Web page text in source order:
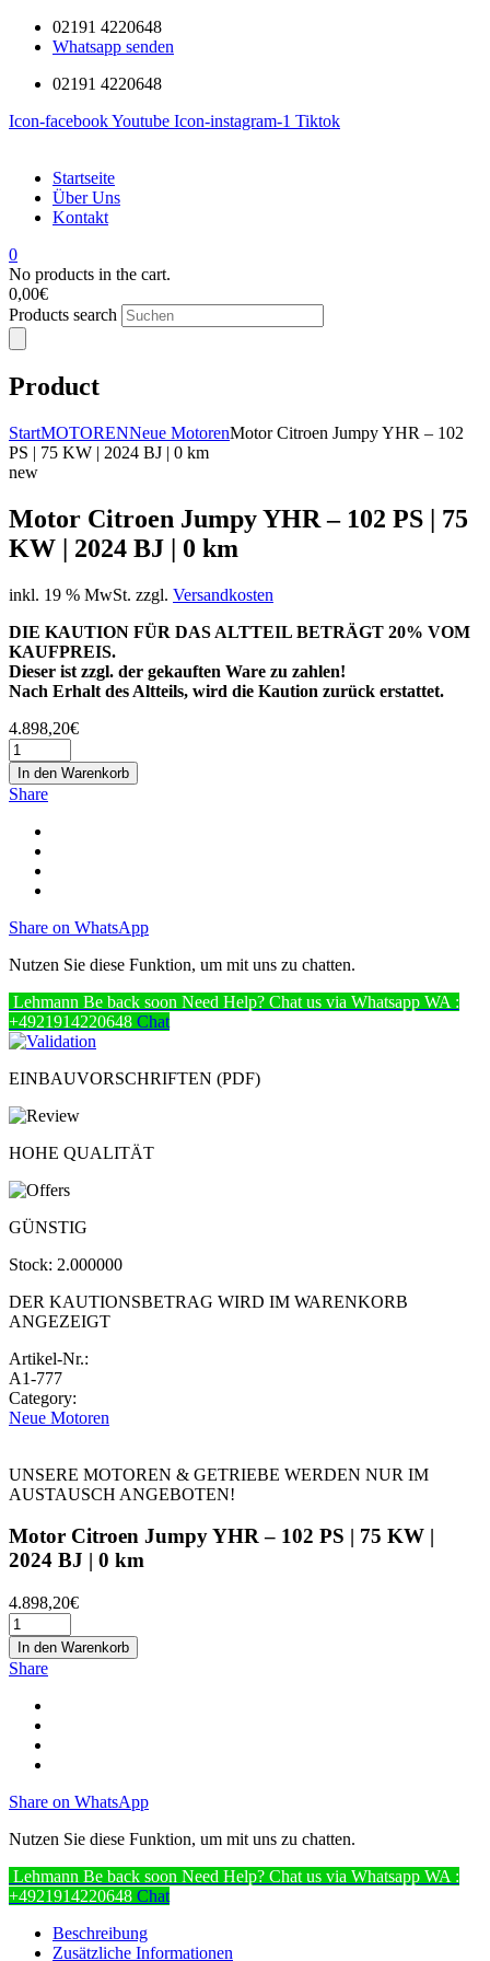
02191 4220648
Whatsapp senden
02191 4220648
Icon-facebookYoutube Icon-instagram-1 Tiktok
Startseite
Über Uns
Kontakt
0
No products in the cart.
0,00€
Products search
Product
StartMOTORENNeue MotorenMotor Citroen Jumpy YHR – 102
PS | 75 KW | 2024 BJ | 0 km
new
Motor Citroen Jumpy YHR – 102 PS | 75
KW | 2024 BJ | 0 km
inkl. 19 % MwSt. zzgl. Versandkosten
DIE KAUTION FÜR DAS ALTTEIL BETRÄGT 20% VOM
KAUFPREIS.
Dieser ist zzgl. der gekauften Ware zu zahlen!
Nach Erhalt des Altteils, wird die Kaution zurück erstattet.
4.898,20€
In den Warenkorb
Share
Share on WhatsApp
Nutzen Sie diese Funktion, um mit uns zu chatten.
Lehmann Be back soon Need Help? Chat us via Whatsapp WA :
+4921914220648 Chat
EINBAUVORSCHRIFTEN (PDF)
HOHE QUALITÄT
GÜNSTIG
Stock: 2.000000
DER KAUTIONSBETRAG WIRD IM WARENKORB
ANGEZEIGT
Artikel-Nr.:
A1-777
Category:
Neue Motoren
UNSERE MOTOREN & GETRIEBE WERDEN NUR IM
AUSTAUSCH ANGEBOTEN!
Motor Citroen Jumpy YHR – 102 PS | 75 KW |
2024 BJ | 0 km
4.898,20€
In den Warenkorb
Share
Share on WhatsApp
Nutzen Sie diese Funktion, um mit uns zu chatten.
Lehmann Be back soon Need Help? Chat us via Whatsapp WA :
+4921914220648 Chat
Beschreibung
Zusätzliche Informationen